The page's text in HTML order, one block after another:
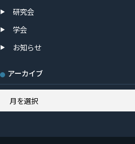
研究会
学会
お知らせ
アーカイブ